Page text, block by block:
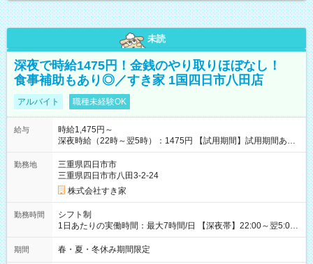
未読
深夜で時給1475円！金銭のやり取りほぼなし！
食事補助もあり◎／すき家 1国四日市八田店
アルバイト 職種未経験OK
給与
時給1,475円～
深夜時給（22時～翌5時）：1475円 【試用期間】試用期間あり
試用期間の長さ：1ヶ月 雇用形態、給与は本採用時と同じです。
試用期間の実態は30日（※条件変更なし）ですが、切り上げで
一ヶ月とさせていただきます。 研修制度あり：15時間(研修中も
同時給）
勤務地
三重県四日市市
三重県四日市市八田3-2-24
株式会社すき家
勤務時間
シフト制
1日あたりの実働時間：最大7時間/日 【深夜帯】22:00～翌5:00
週2日～・1日2h～OK◎ ※22:00から翌5:00までは18歳以上の方
のみ勤務可能です（18歳未満の深夜業務禁止のため） ★深夜で
期間 春・夏・冬休み期間限定